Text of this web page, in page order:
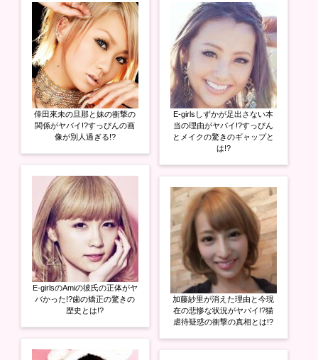
r
で
共
有
(
新
し
い
ウ
ィ
ン
ド
ウ
で
開
す
る
に
は
ク
リ
ッ
ク
て
く
だ
さ
い
(
新
し
い
ウ
ド
ウ
で
開
き
ま
す
)
+
で
共
有
(
新
し
い
ウ
ィ
ン
ド
ウ
で
開
き
ま
す
倖田來未の旦那と妹の衝撃の
関係がヤバイ!?すっぴんの画
像が別人過ぎる!?
E-girlsのAmiの彼氏の正体がヤ
バかった!?歯の矯正の驚きの
歴史とは!?
E-girlsしずかが足出さない本
当の理由がヤバイ!?すっぴん
とメイクの驚きのギャップと
は!?
加藤紗里が消えた理由と今現
在の悲惨な状況がヤバイ!?猫
虐待疑惑の衝撃の真相とは!?